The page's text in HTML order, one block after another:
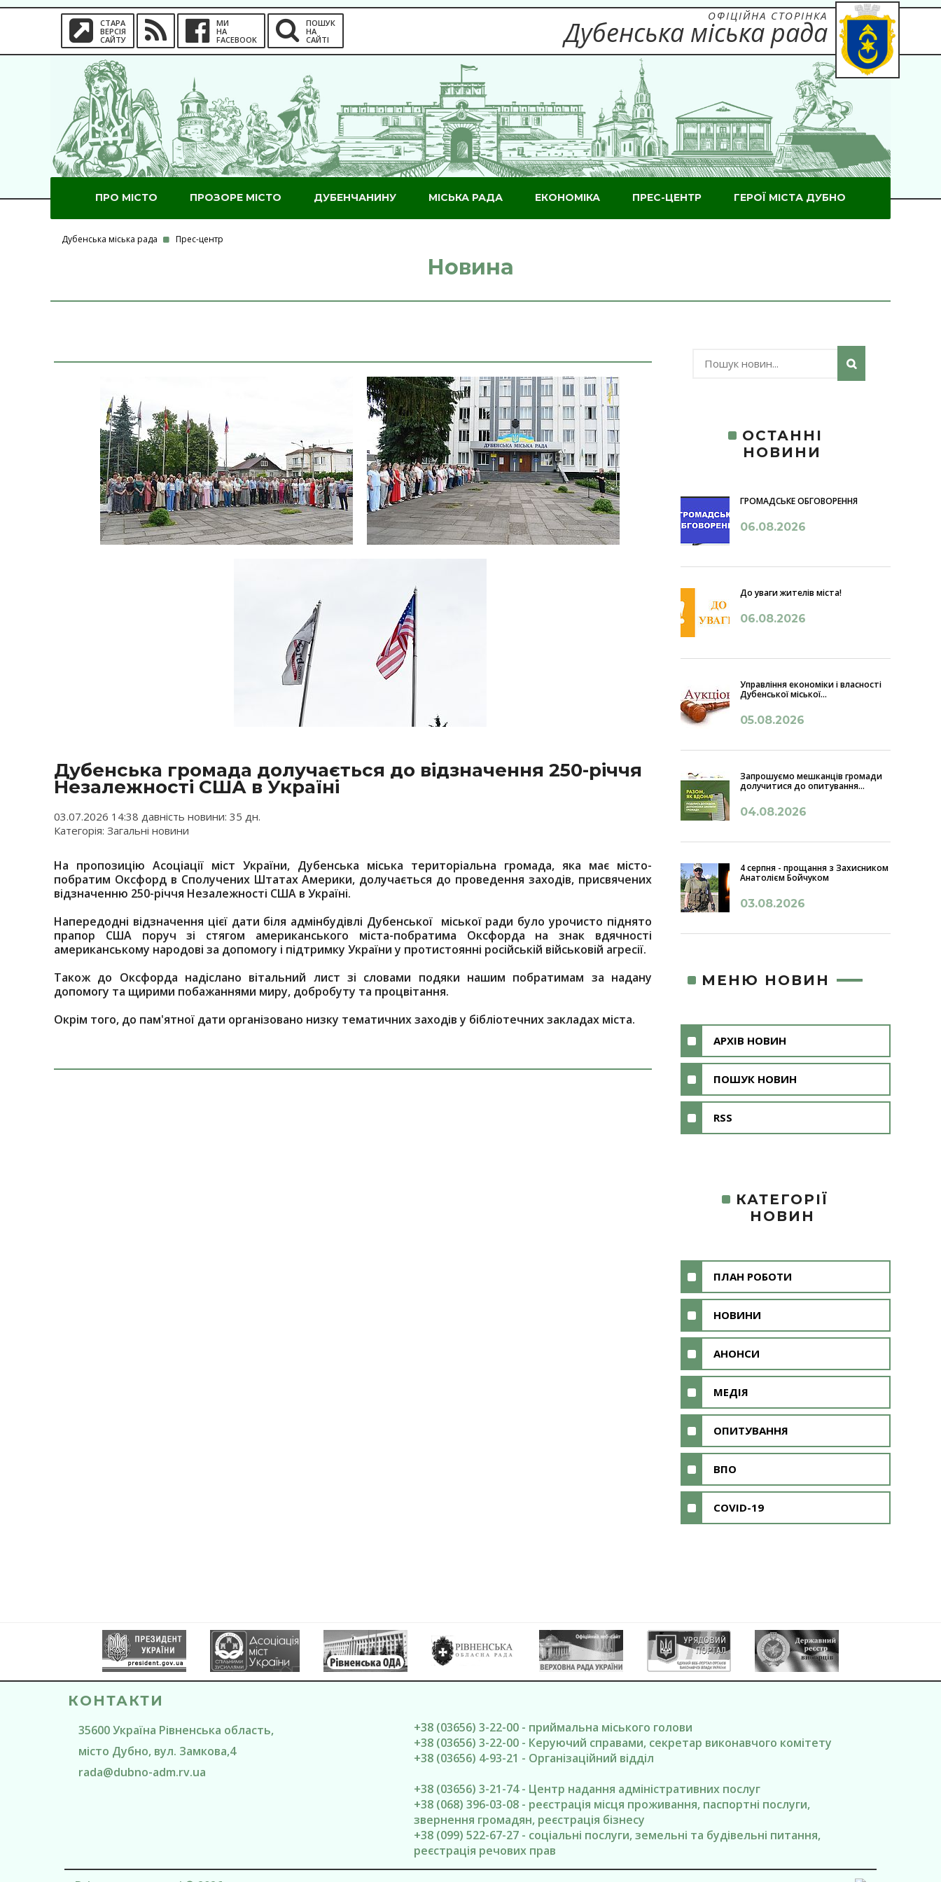
СТАРА
ВЕРСІЯ
САЙТУ
МИ
НА
FACEBOOK
ПОШУК
НА
САЙТІ
ОФІЦІЙНА СТОРІНКА
Дубенська міська рада
ПРО МІСТО ПРОЗОРЕ МІСТО ДУБЕНЧАНИНУ МІСЬКА РАДА ЕКОНОМІКА ПРЕС-ЦЕНТР ГЕРОЇ МІСТА ДУБНО
Дубенська міська рада Прес-центр
Новина
Дубенська громада долучається до відзначення 250-річчя
Незалежності США в Україні
03.07.2026 14:38 давність новини: 35 дн.
Категорія: Загальні новини
На пропозицію Асоціації міст України, Дубенська міська територіальна громада, яка має місто-
побратим Оксфорд в Сполучених Штатах Америки, долучається до проведення заходів, присвячених
відзначенню 250-річчя Незалежності США в Україні.
Напередодні відзначення цієї дати біля адмінбудівлі Дубенської міської ради було урочисто піднято
прапор США поруч зі стягом американського міста-побратима Оксфорда на знак вдячності
американському народові за допомогу і підтримку України у протистоянні російській військовій агресії.
Також до Оксфорда надіслано вітальний лист зі словами подяки нашим побратимам за надану
допомогу та щирими побажаннями миру, добробуту та процвітання.
Окрім того, до пам'ятної дати організовано низку тематичних заходів у бібліотечних закладах міста.
ОСТАННІ
НОВИНИ
ГРОМАДСЬКЕ ОБГОВОРЕННЯ
06.08.2026
До уваги жителів міста!
06.08.2026
Управління економіки і власності
Дубенської міської...
05.08.2026
Запрошуємо мешканців громади
долучитися до опитування...
04.08.2026
4 серпня - прощання з Захисником
Анатолієм Бойчуком
03.08.2026
МЕНЮ НОВИН
АРХІВ НОВИН
ПОШУК НОВИН
RSS
КАТЕГОРІЇ
НОВИН
ПЛАН РОБОТИ
НОВИНИ
АНОНСИ
МЕДІЯ
ОПИТУВАННЯ
ВПО
COVID-19
КОНТАКТИ
35600Україна Рівненська область,
місто Дубно, вул. Замкова,4
rada@dubno-adm.rv.ua
+38 (03656) 3-22-00 - приймальна міського голови
+38 (03656) 3-22-00 - Керуючий справами, секретар виконавчого комітету
+38 (03656) 4-93-21 - Організаційний відділ
+38 (03656) 3-21-74 - Центр надання адміністративних послуг
+38 (068) 396-03-08 - реєстрація місця проживання, паспортні послуги,
звернення громадян, реєстрація бізнесу
+38 (099) 522-67-27 - соціальні послуги, земельні та будівельні питання,
реєстрація речових прав